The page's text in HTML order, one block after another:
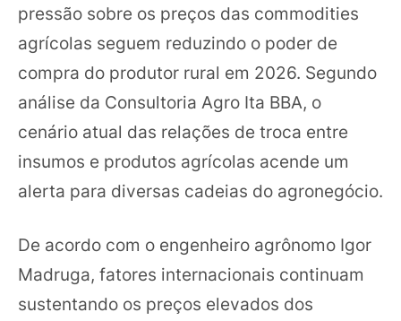
pressão sobre os preços das commodities
agrícolas seguem reduzindo o poder de
compra do produtor rural em 2026. Segundo
análise da Consultoria Agro Ita BBA, o
cenário atual das relações de troca entre
insumos e produtos agrícolas acende um
alerta para diversas cadeias do agronegócio.
De acordo com o engenheiro agrônomo Igor
Madruga, fatores internacionais continuam
sustentando os preços elevados dos